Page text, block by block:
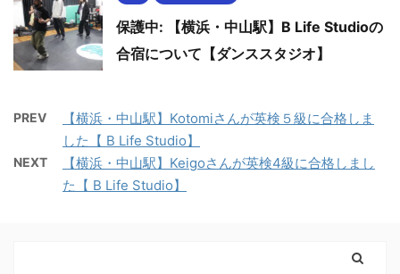
保護中: 【横浜・中山駅】B Life Studioの
合宿について【ダンススタジオ】
PREV
【横浜・中山駅】Kotomiさんが英検５級に合格しま
した【 B Life Studio】
NEXT
【横浜・中山駅】Keigoさんが英検4級に合格しまし
た【 B Life Studio】